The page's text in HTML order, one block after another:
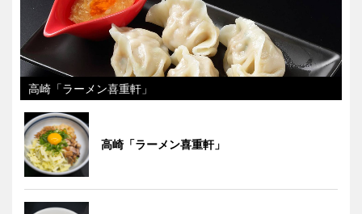
高崎「ラーメン喜重軒」
高崎「ラーメン喜重軒」